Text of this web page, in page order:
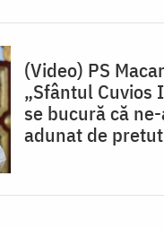
(Video) PS
„Sfântul Cuvios
se bucură că
adunat de